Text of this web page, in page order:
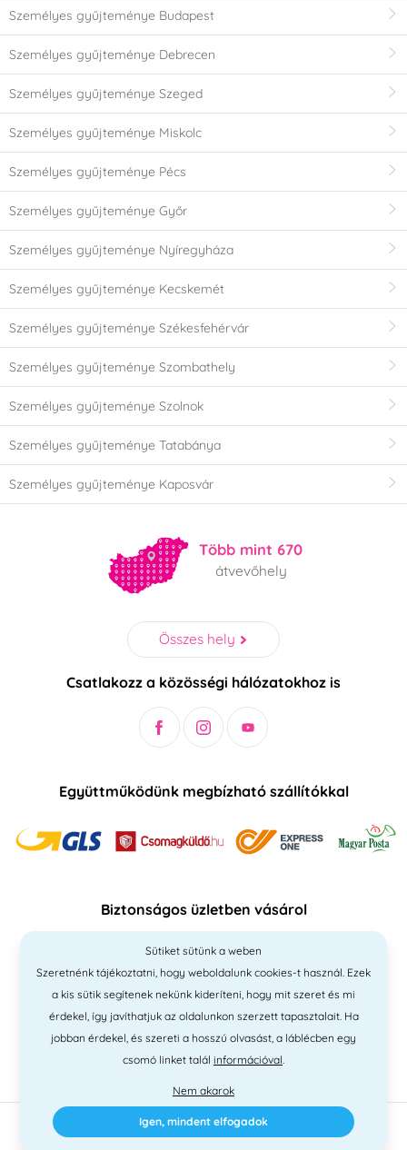
Személyes gyűjteménye Budapest
Személyes gyűjteménye Debrecen
Személyes gyűjteménye Szeged
Személyes gyűjteménye Miskolc
Személyes gyűjteménye Pécs
Személyes gyűjteménye Győr
Személyes gyűjteménye Nyíregyháza
Személyes gyűjteménye Kecskemét
Személyes gyűjteménye Székesfehérvár
Személyes gyűjteménye Szombathely
Személyes gyűjteménye Szolnok
Személyes gyűjteménye Tatabánya
Személyes gyűjteménye Kaposvár
Több mint 670
átvevőhely
Összes hely
Csatlakozz a közösségi hálózatokhoz is
Együttműködünk megbízható szállítókkal
Biztonságos üzletben vásárol
2010 - 2026 © PNM International Kft. • technikai választék Simplia
Sütiket sütünk a weben
Szeretnénk tájékoztatni, hogy weboldalunk cookies-t használ. Ezek
a kis sütik segítenek nekünk kideríteni, hogy mit szeret és mi
érdekel, így javíthatjuk az oldalunkon szerzett tapasztalait. Ha
jobban érdekel, és szereti a hosszú olvasást, a láblécben egy
csomó linket talál információval.
Nem akarok
Igen, mindent elfogadok